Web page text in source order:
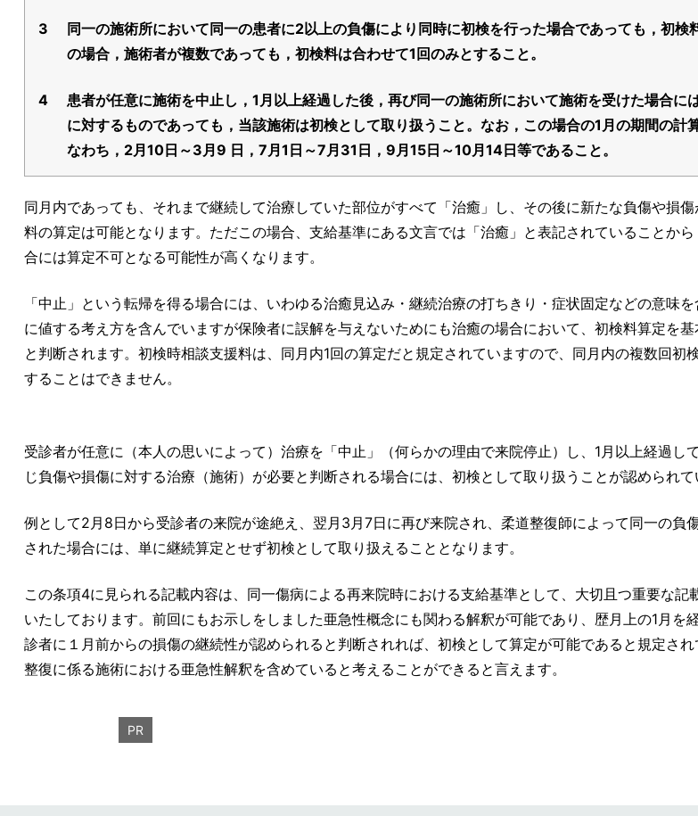
3
同一の施術所において同一の患者に2以上の負傷により同時に初検を行った場合であっても，初検
の場合，施術者が複数であっても，初検料は合わせて1回のみとすること。
4
患者が任意に施術を中止し，1月以上経過した後，再び同一の施術所において施術を受けた場合に
に対するものであっても，当該施術は初検として取り扱うこと。なお，この場合の1月の期間の計
なわち，2月10日～3月9 日，7月1日～7月31日，9月15日～10月14日等であること。
同月内であっても、それまで継続して治療していた部位がすべて「治癒」し、その後に新たな負傷や損
料の算定は可能となります。ただこの場合、支給基準にある文言では「治癒」と表記されていることか
合には算定不可となる可能性が高くなります。
「中止」という転帰を得る場合には、いわゆる治癒見込み・継続治療の打ちきり・症状固定などの意味
に値する考え方を含んでいますが保険者に誤解を与えないためにも治癒の場合において、初検料算定を
と判断されます。初検時相談支援料は、同月内1回の算定だと規定されていますので、同月内の複数回初
することはできません。
受診者が任意に（本人の思いによって）治療を「中止」（何らかの理由で来院停止）し、1月以上経過し
じ負傷や損傷に対する治療（施術）が必要と判断される場合には、初検として取り扱うことが認められて
例として2月8日から受診者の来院が途絶え、翌月3月7日に再び来院され、柔道整復師によって同一の負
された場合には、単に継続算定とせず初検として取り扱えることとなります。
この条項4に見られる記載内容は、同一傷病による再来院時における支給基準として、大切且つ重要な記
いたしております。前回にもお示しをしました亜急性概念にも関わる解釈が可能であり、歴月上の1月を
診者に１月前からの損傷の継続性が認められると判断されれば、初検として算定が可能であると規定さ
整復に係る施術における亜急性解釈を含めていると考えることができると言えます。
PR